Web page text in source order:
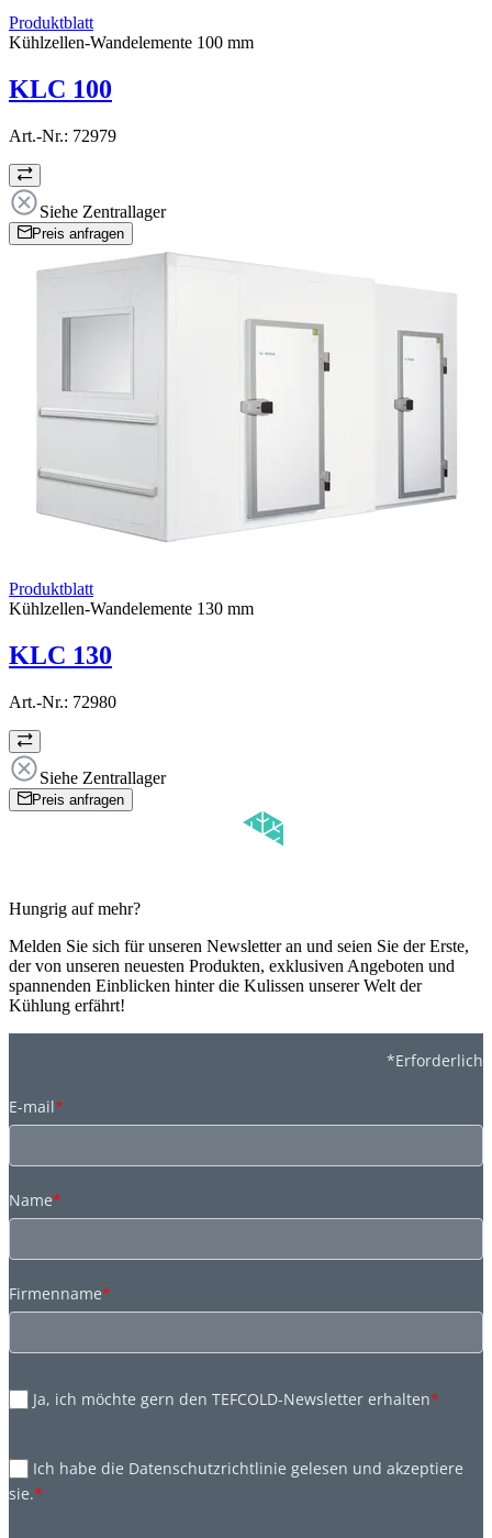
Produktblatt
Kühlzellen-Wandelemente 100 mm
KLC 100
Art.-Nr.: 72979
Siehe Zentrallager
Preis anfragen
Produktblatt
Kühlzellen-Wandelemente 130 mm
KLC 130
Art.-Nr.: 72980
Siehe Zentrallager
Preis anfragen
Hungrig auf mehr?
Melden Sie sich für unseren Newsletter an und seien Sie der Erste,
der von unseren neuesten Produkten, exklusiven Angeboten und
spannenden Einblicken hinter die Kulissen unserer Welt der
Kühlung erfährt!
*Erforderlich
E-mail*
Name*
Firmenname*
Ja, ich möchte gern den TEFCOLD-Newsletter erhalten*
Ich habe die Datenschutzrichtlinie gelesen und akzeptiere
sie.*